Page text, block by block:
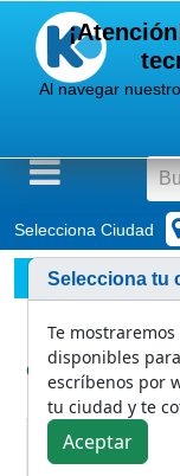
Selecciona Ciudad
Marcas
Paño Limpión
Categoría:
Task
Al navegar
Selecciona tu
Te
disponibles
escríbenos por
tu ciudad y te
Aceptar